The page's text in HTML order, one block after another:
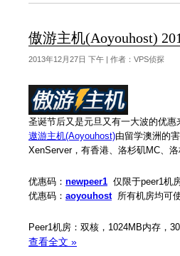
傲游主机(Aoyouhost)
2013年12月27日 下午 | 作者：VPS侦探
圣诞节后又是元旦又有一大波的优惠
遨游主机(Aoyouhost)由留学澳洲的
XenServer，有香港、洛杉矶MC、
优惠码： newpeer1 仅限于peer1机
优惠码： aoyouhost所有机房均可使
Peer1机房：双核，1024MB内存，
查看全文 »